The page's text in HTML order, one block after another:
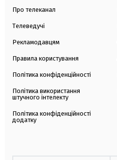
Про телеканал
Телеведучі
Рекламодавцям
Правила користування
Політика конфіденційності
Політика використання
штучного інтелекту
Політика конфіденційності
додатку